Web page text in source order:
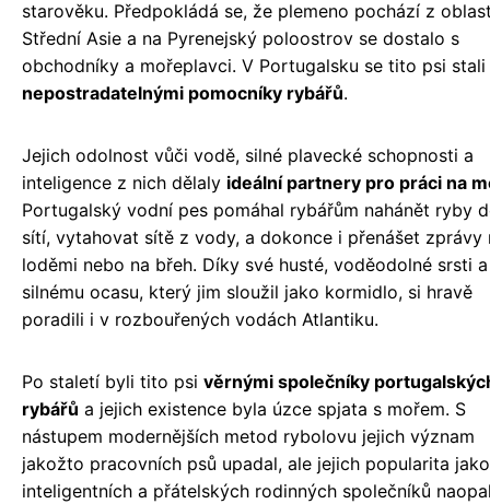
starověku. Předpokládá se, že plemeno pochází z
Střední Asie a na Pyrenejský poloostrov se dostalo s
obchodníky a mořeplavci. V Portugalsku se tito psi stali
nepostradatelnými pomocníky rybářů.
Jejich odolnost vůči vodě, silné plavecké schopnosti a
inteligence z nich dělaly ideální partnery pro práci na
Portugalský vodní pes pomáhal rybářům nahánět ryby
sítí, vytahovat sítě z vody, a dokonce i přenášet zprávy
loděmi nebo na břeh. Díky své husté, voděodolné srsti a
silnému ocasu, který jim sloužil jako kormidlo, si hravě
poradili i v rozbouřených vodách Atlantiku.
Po staletí byli tito psi věrnými společníky
rybářů a jejich existence byla úzce spjata s mořem. S
nástupem modernějších metod rybolovu jejich význam
jakožto pracovních psů upadal, ale jejich popularita
inteligentních a přátelských rodinných společníků